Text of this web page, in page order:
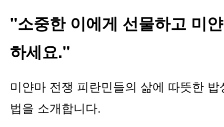
"소중한 이에게 선물하고 미
하세요."
미얀마 전쟁 피란민들의 삶에 따뜻한
법을 소개합니다.